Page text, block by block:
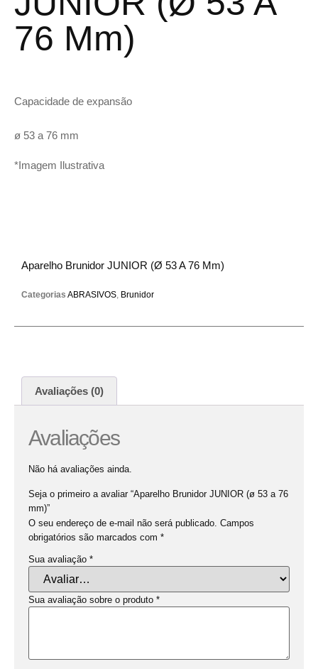
76 Mm)
Capacidade de expansão
ø 53 a 76 mm
*Imagem Ilustrativa
Aparelho Brunidor JUNIOR (ø 53 A 76 Mm)
Categorias ABRASIVOS, Brunidor
Avaliações (0)
Avaliações
Não há avaliações ainda.
Seja o primeiro a avaliar “Aparelho Brunidor JUNIOR (ø 53 a 76
mm)”
O seu endereço de e-mail não será publicado. Campos
obrigatórios são marcados com *
Sua avaliação *
Sua avaliação sobre o produto *